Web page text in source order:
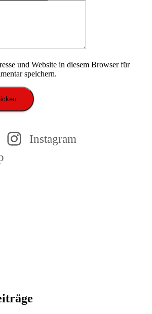
und Website in diesem Browser für
speichern.
Instagram